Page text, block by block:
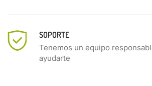
SOPORTE
Tenemos un equipo
ayudarte